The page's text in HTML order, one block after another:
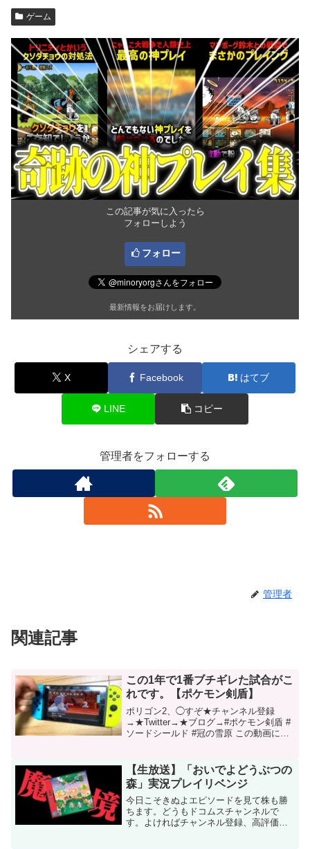
ゲーム
この記事が気に入ったら
フォローしよう
フォロー
最新情報をお届けします。
シェアする
X Facebook はてブ
LINE コピー
管理者をフォローする
管理者
関連記事
この1年で1番ブチギレた試合がこ
れです。【ポケモン剣盾】
ポリゴン2、◯すぞ★チャンネル登録
→★Twitter→★ブログ→#ポケモン剣盾 #
ソードシールド #冠の雪原 この動画につ
【生放送】「おいでよどうぶつの
森」実況プレイリベンジ
今日こそきぬよエピソードを見て株も勝
ちます。どうもドコムスチャンネルで
す。よければチャンネル登録、高評価、